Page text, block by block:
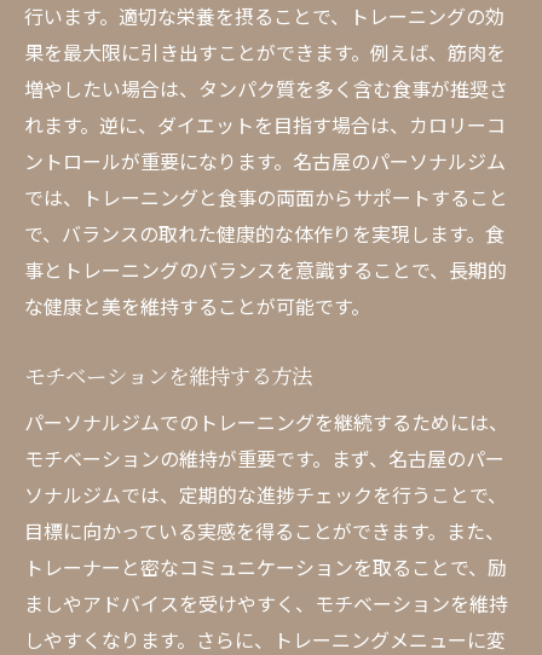
結果を出すための生活習慣改善
短期間での成果を維持する方法
名古屋のパーソナルジムで総合的な健康管理を
サポート
総合的な健康管理の重要性
パーソナルジムでの健康チェック
トレーニングと健康管理の関係
生活習慣病予防のためのトレーニング
健康維持のための継続的トレーニング
行います。適切な栄養を摂ることで、トレーニングの効
果を最大限に引き出すことができます。例えば、筋肉を
増やしたい場合は、タンパク質を多く含む食事が推奨さ
れます。逆に、ダイエットを目指す場合は、カロリーコ
ントロールが重要になります。名古屋のパーソナルジム
では、トレーニングと食事の両面からサポートすること
で、バランスの取れた健康的な体作りを実現します。食
事とトレーニングのバランスを意識することで、長期的
な健康と美を維持することが可能です。
モチベーションを維持する方法
パーソナルジムでのトレーニングを継続するためには、
モチベーションの維持が重要です。まず、名古屋のパー
ソナルジムでは、定期的な進捗チェックを行うことで、
目標に向かっている実感を得ることができます。また、
トレーナーと密なコミュニケーションを取ることで、励
ましやアドバイスを受けやすく、モチベーションを維持
しやすくなります。さらに、トレーニングメニューに変